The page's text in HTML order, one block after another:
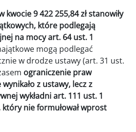
kwocie 9 422 255,84 zł stanowiły
które podlegają
na mocy art. 64 ust. 1
mogą podlegać
w drodze ustawy (art. 31 ust.
ograniczenie praw
z ustawy, lecz z
wykładni art. 111 ust. 1
nie formułował wprost